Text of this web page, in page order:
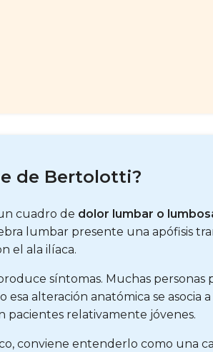
de Bertolotti?
cuadro de dolor lumbar o
lumbar presente una apófisis
el ala ilíaca.
síntomas. Muchas
alteración anatómica se
pacientes relativamente jóvenes.
conviene entenderlo como una